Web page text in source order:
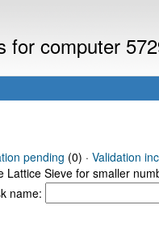
for computer
pending (0) · Validation
Lattice Sieve for smaller
name: